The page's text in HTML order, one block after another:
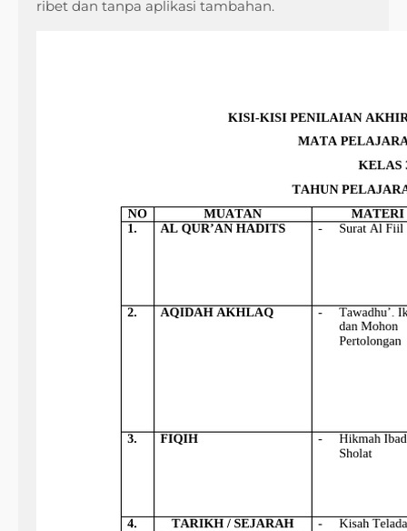
ribet dan tanpa aplikasi tambahan.